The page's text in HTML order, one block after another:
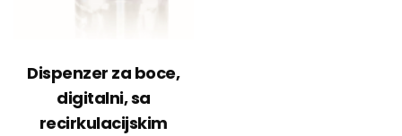
Dispenzer za boce,
digitalni, sa
recirkulacijskim